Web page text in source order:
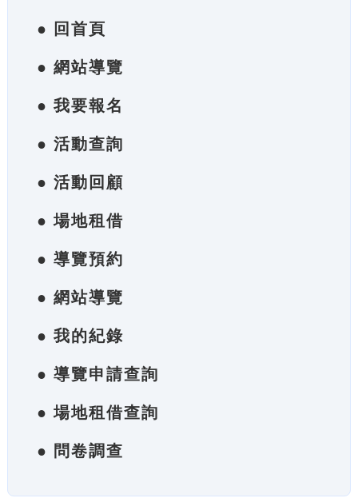
● 回首頁
● 網站導覽
● 我要報名
● 活動查詢
● 活動回顧
● 場地租借
● 導覽預約
● 網站導覽
● 我的紀錄
● 導覽申請查詢
● 場地租借查詢
● 問卷調查